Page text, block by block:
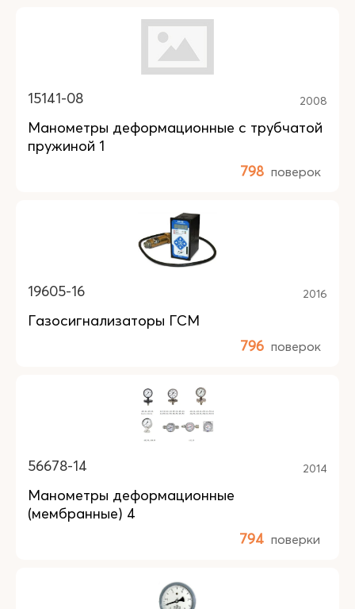
15141-08 2008
Манометры деформационные с трубчатой
пружиной 1
798 поверок
19605-16 2016
Газосигнализаторы ГСМ
796 поверок
56678-14 2014
Манометры деформационные
(мембранные) 4
794 поверки